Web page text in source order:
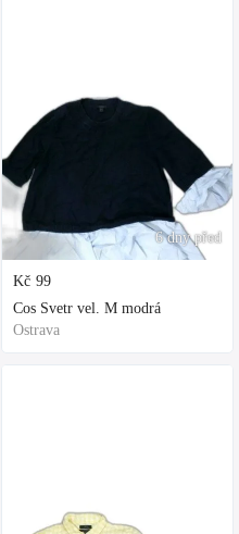
6 dny před
Kč 99
Cos Svetr vel. M modrá
Ostrava